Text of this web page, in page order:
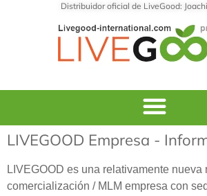
Distribuidor oficial de LiveGood:
LIVEGOOD Empresa -
LIVEGOOD es una relativamente nueva
comercialización / MLM empresa con